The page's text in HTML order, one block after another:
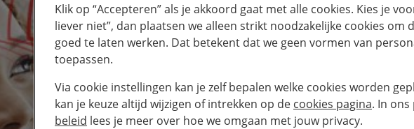
Klik op “Accepteren” als je akkoord gaat met alle cookies. Kies je
liever niet”, dan plaatsen we alleen strikt noodzakelijke cookies om
goed te laten werken. Dat betekent dat we geen vormen van
toepassen.
Via cookie instellingen kan je zelf bepalen welke cookies worden
kan je keuze altijd wijzigen of intrekken op de cookies pagina. In ons
beleid lees je meer over hoe we omgaan met jouw privacy.